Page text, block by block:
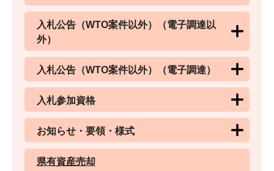
入札公告（WTO案件以外）（電子調達以
外）
入札公告（WTO案件以外）（電子調達）
入札参加資格
お知らせ・要領・様式
県有資産売却